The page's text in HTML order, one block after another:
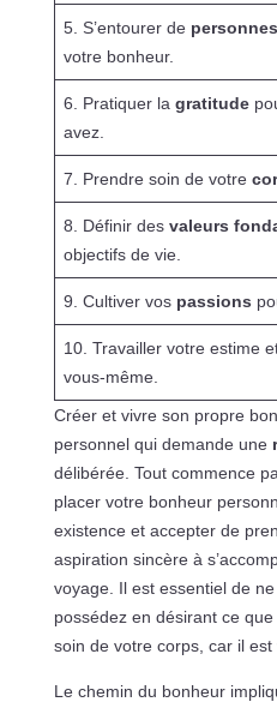
5. S’entourer de
votre bonheur.
6. Pratiquer la gratitude
avez.
7. Prendre soin de votre
8. Définir des valeurs
objectifs de vie.
9. Cultiver vos passions
10. Travailler votre estime
vous-même.
Créer et vivre son propre
personnel qui demande une
délibérée. Tout commence
placer votre bonheur
existence et accepter de
aspiration sincère à
voyage. Il est essentiel de
possédez en désirant ce
soin de votre corps, car il
Le chemin du bonheur